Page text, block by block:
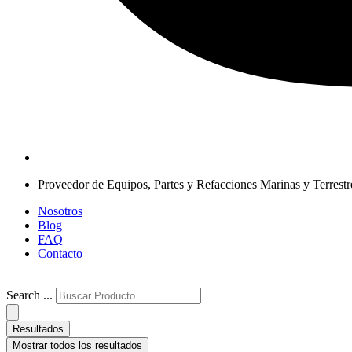
Proveedor de Equipos, Partes y Refacciones Marinas y
Nosotros
Blog
FAQ
Contacto
Search ...
Resultados
Mostrar todos los resultados